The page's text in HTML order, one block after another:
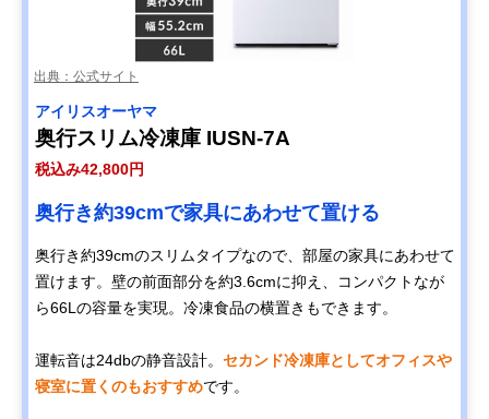
出典：公式サイト
アイリスオーヤマ
奥行スリム冷凍庫 IUSN-7A
税込み42,800円
奥行き約39cmで家具にあわせて置ける
奥行き約39cmのスリムタイプなので、部屋の家具にあわせて
置けます。壁の前面部分を約3.6cmに抑え、コンパクトなが
ら66Lの容量を実現。冷凍食品の横置きもできます。
運転音は24dbの静音設計。 セカンド冷凍庫としてオフィスや
寝室に置くのもおすすめです。